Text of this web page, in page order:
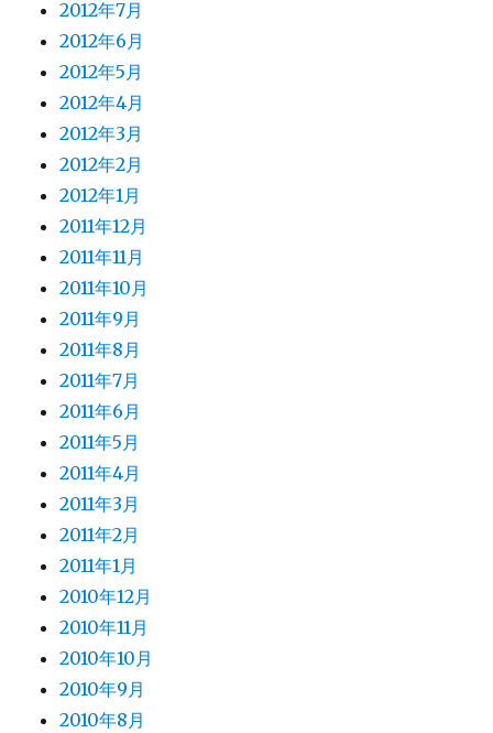
2012年7月
2012年6月
2012年5月
2012年4月
2012年3月
2012年2月
2012年1月
2011年12月
2011年11月
2011年10月
2011年9月
2011年8月
2011年7月
2011年6月
2011年5月
2011年4月
2011年3月
2011年2月
2011年1月
2010年12月
2010年11月
2010年10月
2010年9月
2010年8月